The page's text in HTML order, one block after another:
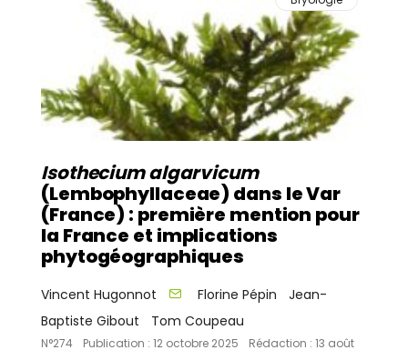
Isothecium algarvicum
(Lembophyllaceae) dans le Var
(France) : première mention pour
la France et implications
phytogéographiques
Vincent Hugonnot Florine Pépin
Jean-
Baptiste Gibout
Tom Coupeau
N°274 Publication : 12 octobre 2025
Rédaction : 13 août